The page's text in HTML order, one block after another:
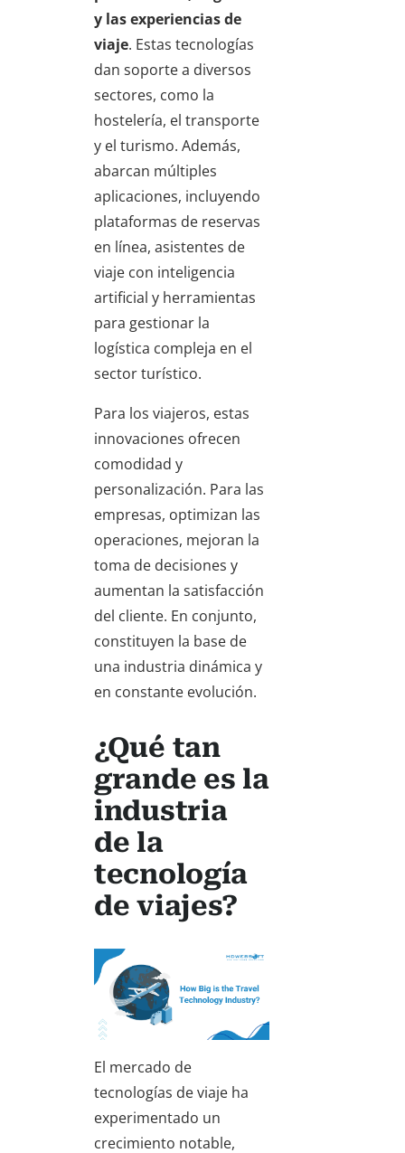
y las experiencias de
viaje. Estas tecnologías
dan soporte a diversos
sectores, como la
hostelería, el transporte
y el turismo. Además,
abarcan múltiples
aplicaciones, incluyendo
plataformas de reservas
en línea, asistentes de
viaje con inteligencia
artificial y herramientas
para gestionar la
logística compleja en el
sector turístico.
Para los viajeros, estas
innovaciones ofrecen
comodidad y
personalización. Para las
empresas, optimizan las
operaciones, mejoran la
toma de decisiones y
aumentan la satisfacción
del cliente. En conjunto,
constituyen la base de
una industria dinámica y
en constante evolución.
¿Qué tan
grande es la
industria
de la
tecnología
de viajes?
El mercado de
tecnologías de viaje ha
experimentado un
crecimiento notable,